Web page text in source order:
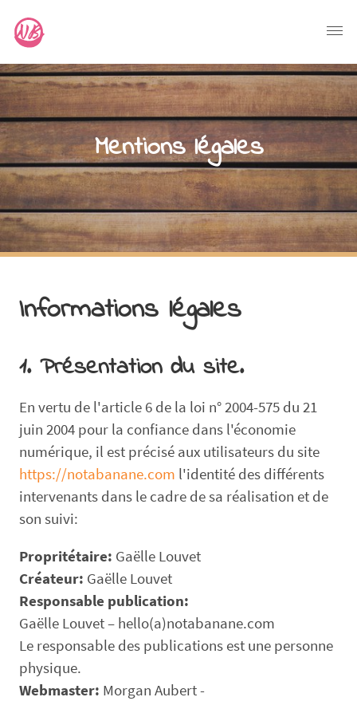
Mentions légales
Informations légales
1. Présentation du site.
En vertu de l'article 6 de la loi n° 2004-575 du 21
juin 2004 pour la confiance dans l'économie
numérique, il est précisé aux utilisateurs du site
https://notabanane.com l'identité des différents
intervenants dans le cadre de sa réalisation et de
son suivi:
Propritétaire: Gaëlle Louvet
Créateur: Gaëlle Louvet
Responsable publication:
Gaëlle Louvet – hello(a)notabanane.com
Le responsable des publications est une personne
physique.
Webmaster: Morgan Aubert -